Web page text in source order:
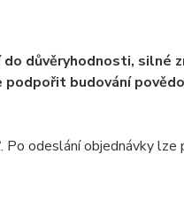
důvěryhodnosti, silné
podpořit budování
Po odeslání objednávky